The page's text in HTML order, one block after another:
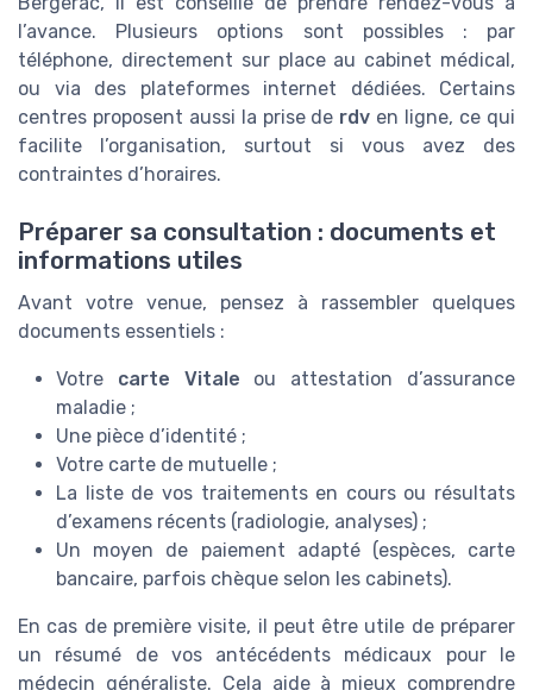
l’avance. Plusieurs options sont possibles : par
téléphone, directement sur place au cabinet médical,
ou via des plateformes internet dédiées. Certains
centres proposent aussi la prise de rdv en ligne, ce qui
facilite l’organisation, surtout si vous avez des
contraintes d’horaires.
Préparer sa consultation : documents et
informations utiles
Avant votre venue, pensez à rassembler quelques
documents essentiels :
Votre carte Vitale ou attestation d’assurance
maladie ;
Une pièce d’identité ;
Votre carte de mutuelle ;
La liste de vos traitements en cours ou résultats
d’examens récents (radiologie, analyses) ;
Un moyen de paiement adapté (espèces, carte
bancaire, parfois chèque selon les cabinets).
En cas de première visite, il peut être utile de préparer
un résumé de vos antécédents médicaux pour le
médecin généraliste. Cela aide à mieux comprendre